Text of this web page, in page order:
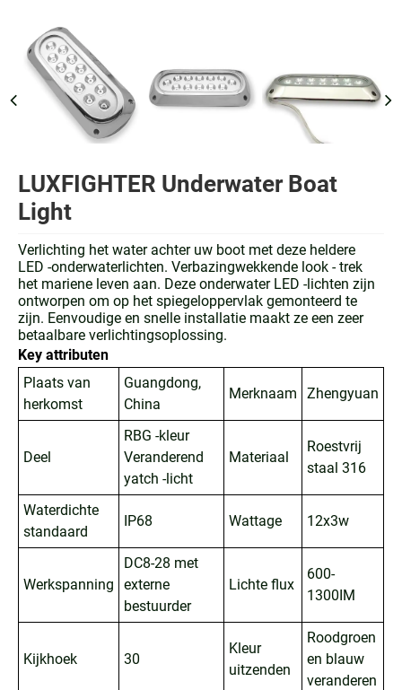
LUXFIGHTER Underwater Boat
Light
Verlichting het water achter uw boot met deze heldere
LED -onderwaterlichten. Verbazingwekkende look - trek
het mariene leven aan. Deze onderwater LED -lichten zijn
ontworpen om op het spiegeloppervlak gemonteerd te
zijn. Eenvoudige en snelle installatie maakt ze een zeer
betaalbare verlichtingsoplossing.
Key attributen
Plaats van
herkomst
Guangdong,
China
Merknaam Zhengyuan
Deel
RBG -kleur
Veranderend
yatch -licht
Materiaal
Roestvrij
staal 316
Waterdichte
standaard
IP68 Wattage 12x3w
Werkspanning
DC8-28 met
externe
bestuurder
Lichte flux
600-
1300IM
Kijkhoek 30
Kleur
uitzenden
Roodgroen
en blauw
veranderen